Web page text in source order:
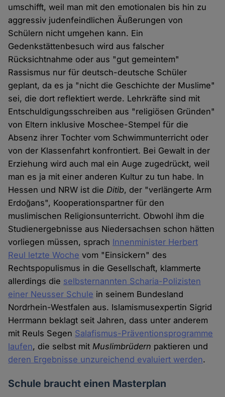
umschifft, weil man mit den emotionalen bis hin zu
aggressiv judenfeindlichen Äußerungen von
Schülern nicht umgehen kann. Ein
Gedenkstättenbesuch wird aus falscher
Rücksichtnahme oder aus "gut gemeintem"
Rassismus nur für deutsch-deutsche Schüler
geplant, da es ja "nicht die Geschichte der Muslime"
sei, die dort reflektiert werde. Lehrkräfte sind mit
Entschuldigungsschreiben aus "religiösen Gründen"
von Eltern inklusive Moschee-Stempel für die
Absenz ihrer Tochter vom Schwimmunterricht oder
von der Klassenfahrt konfrontiert. Bei Gewalt in der
Erziehung wird auch mal ein Auge zugedrückt, weil
man es ja mit einer anderen Kultur zu tun habe. In
Hessen und NRW ist dieDitib, der "verlängerte Arm
Erdoğans", Kooperationspartner für den
muslimischen Religionsunterricht. Obwohl ihm die
Studienergebnisse aus Niedersachsen schon hätten
vorliegen müssen, sprach Innenminister Herbert
Reul letzte Woche vom "Einsickern" des
Rechtspopulismus in die Gesellschaft, klammerte
allerdings die selbsternannten Scharia-Polizisten
einer Neusser Schule in seinem Bundesland
Nordrhein-Westfalen aus. Islamismusexpertin Sigrid
Herrmann beklagt seit Jahren, dass unter anderem
mit Reuls Segen Salafismus-Präventionsprogramme
laufen, die selbst mitMuslimbrüdern paktieren und
deren Ergebnisse unzureichend evaluiert werden.
Schule braucht einen Masterplan